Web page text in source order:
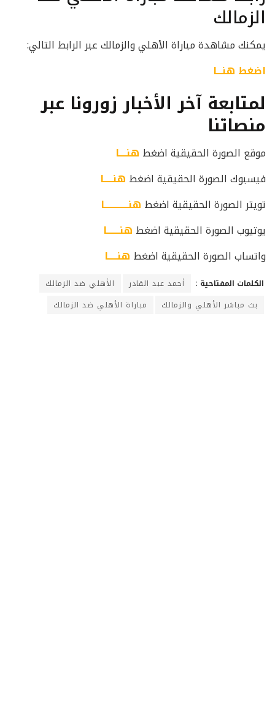
الزمالك
يمكنك مشاهدة مباراة الأهلي والزمالك عبر الرابط التالي:
اضغط هنـــا
لمتابعة آخر الأخبار زورونا عبر
منصاتنا
موقع الصورة الحقيقية اضغط هنــــا
فيسبوك الصورة الحقيقية اضغط هنـــــا
تويتر الصورة الحقيقية اضغط هنـــــــــــــا
يوتيوب الصورة الحقيقية اضغط هنـــــــا
واتساب الصورة الحقيقية اضغط هنـــــا
الكلمات المفتاحية : أحمد عبد القادر
الأهلي ضد الزمالك
بث مباشر الأهلي والزمالك
مباراة الأهلي ضد الزمالك